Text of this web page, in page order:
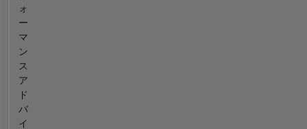
ォ
ー
マ
ン
ス
ア
ド
バ
イ